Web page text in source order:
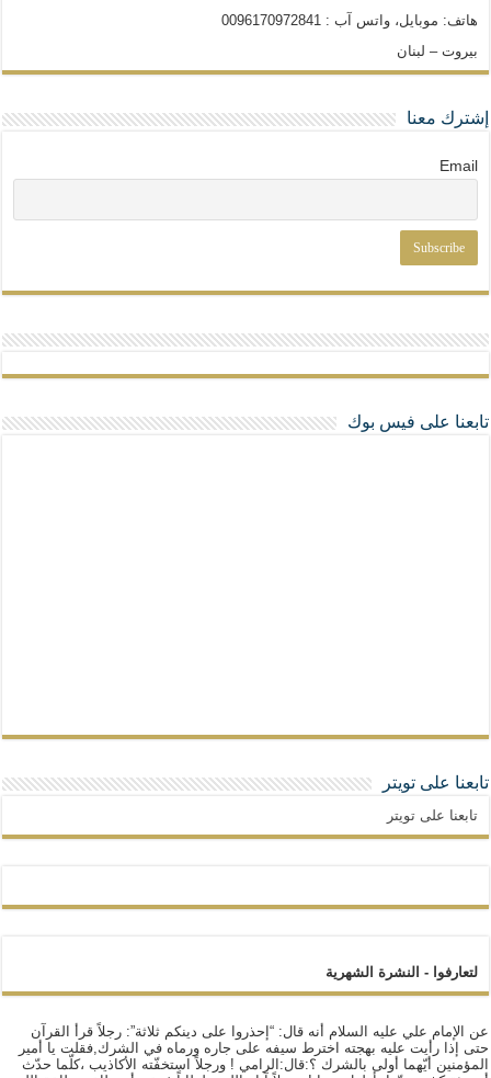
هاتف: موبايل، واتس آب : 0096170972841
بيروت – لبنان
إشترك معنا
Email
تابعنا على فيس بوك
تابعنا على تويتر
تابعنا على تويتر
لتعارفوا - النشرة الشهرية
عن الإمام علي عليه السلام أنه قال: “إحذروا على دينكم ثلاثة”: رجلاً قرأ القرآن
حتى إذا رأيت عليه بهجته اخترط سيفه على جاره ورماه في الشرك,فقلت يا أمير
المؤمنين أيّهما أولى بالشرك ؟:قال:الرامي ! ورجلاً استخفّته الأكاذيب ،كلّما حدّث